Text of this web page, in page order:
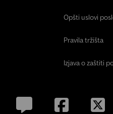
Opšti uslovi
Pravila tržišta
Izjava o zaštiti